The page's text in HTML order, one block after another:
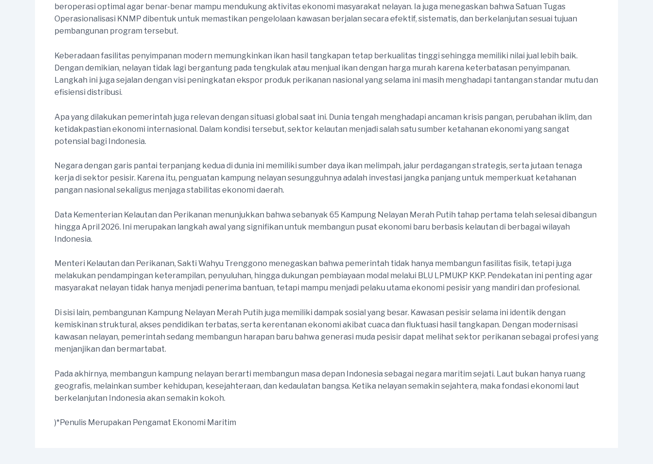
beroperasi optimal agar benar-benar mampu mendukung aktivitas ekonomi masyarakat nelayan. Ia juga menegaskan bahwa Satuan Tugas
Operasionalisasi KNMP dibentuk untuk memastikan pengelolaan kawasan berjalan secara efektif, sistematis, dan berkelanjutan sesuai tujuan
pembangunan program tersebut.
Keberadaan fasilitas penyimpanan modern memungkinkan ikan hasil tangkapan tetap berkualitas tinggi sehingga memiliki nilai jual lebih baik.
Dengan demikian, nelayan tidak lagi bergantung pada tengkulak atau menjual ikan dengan harga murah karena keterbatasan penyimpanan.
Langkah ini juga sejalan dengan visi peningkatan ekspor produk perikanan nasional yang selama ini masih menghadapi tantangan standar mutu dan
efisiensi distribusi.
Apa yang dilakukan pemerintah juga relevan dengan situasi global saat ini. Dunia tengah menghadapi ancaman krisis pangan, perubahan iklim, dan
ketidakpastian ekonomi internasional. Dalam kondisi tersebut, sektor kelautan menjadi salah satu sumber ketahanan ekonomi yang sangat
potensial bagi Indonesia.
Negara dengan garis pantai terpanjang kedua di dunia ini memiliki sumber daya ikan melimpah, jalur perdagangan strategis, serta jutaan tenaga
kerja di sektor pesisir. Karena itu, penguatan kampung nelayan sesungguhnya adalah investasi jangka panjang untuk memperkuat ketahanan
pangan nasional sekaligus menjaga stabilitas ekonomi daerah.
Data Kementerian Kelautan dan Perikanan menunjukkan bahwa sebanyak 65 Kampung Nelayan Merah Putih tahap pertama telah selesai dibangun
hingga April 2026. Ini merupakan langkah awal yang signifikan untuk membangun pusat ekonomi baru berbasis kelautan di berbagai wilayah
Indonesia.
Menteri Kelautan dan Perikanan, Sakti Wahyu Trenggono menegaskan bahwa pemerintah tidak hanya membangun fasilitas fisik, tetapi juga
melakukan pendampingan keterampilan, penyuluhan, hingga dukungan pembiayaan modal melalui BLU LPMUKP KKP. Pendekatan ini penting agar
masyarakat nelayan tidak hanya menjadi penerima bantuan, tetapi mampu menjadi pelaku utama ekonomi pesisir yang mandiri dan profesional.
Di sisi lain, pembangunan Kampung Nelayan Merah Putih juga memiliki dampak sosial yang besar. Kawasan pesisir selama ini identik dengan
kemiskinan struktural, akses pendidikan terbatas, serta kerentanan ekonomi akibat cuaca dan fluktuasi hasil tangkapan. Dengan modernisasi
kawasan nelayan, pemerintah sedang membangun harapan baru bahwa generasi muda pesisir dapat melihat sektor perikanan sebagai profesi yang
menjanjikan dan bermartabat.
Pada akhirnya, membangun kampung nelayan berarti membangun masa depan Indonesia sebagai negara maritim sejati. Laut bukan hanya ruang
geografis, melainkan sumber kehidupan, kesejahteraan, dan kedaulatan bangsa. Ketika nelayan semakin sejahtera, maka fondasi ekonomi laut
berkelanjutan Indonesia akan semakin kokoh.
)*Penulis Merupakan Pengamat Ekonomi Maritim